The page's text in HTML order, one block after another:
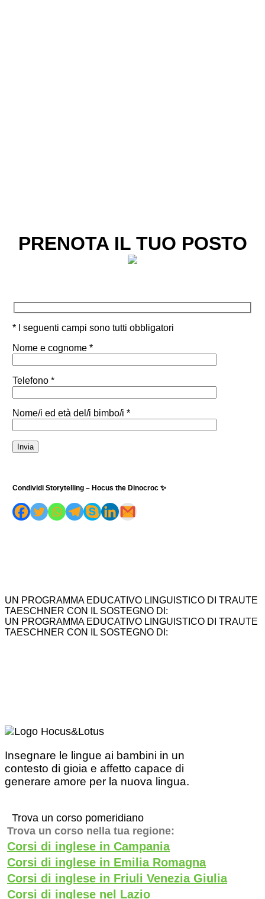
PRENOTA IL TUO POSTO
* I seguenti campi sono tutti obbligatori
Nome e cognome *
Telefono *
Nome/i ed età del/i bimbo/i *
Condividi Storytelling – Hocus the Dinocroc ✨
UN PROGRAMMA EDUCATIVO LINGUISTICO DI TRAUTE
TAESCHNER CON IL SOSTEGNO DI:
UN PROGRAMMA EDUCATIVO LINGUISTICO DI TRAUTE
TAESCHNER CON IL SOSTEGNO DI:
Insegnare le lingue ai bambini in un
contesto di gioia e affetto capace di
generare amore per la nuova lingua.
Trova un corso pomeridiano
Trova un corso nella tua regione:
Corsi di inglese in Campania
Corsi di inglese in Emilia Romagna
Corsi di inglese in Friuli Venezia Giulia
Corsi di inglese nel Lazio